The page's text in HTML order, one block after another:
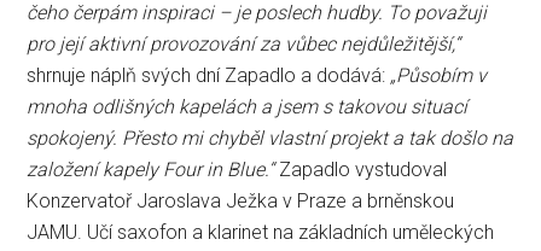
čeho čerpám inspiraci – je poslech hudby. To považuji
pro její aktivní provozování za vůbec nejdůležitější,“
shrnuje náplň svých dní Zapadlo a dodává: „Působím v
mnoha odlišných kapelách a jsem s takovou situací
spokojený. Přesto mi chyběl vlastní projekt a tak došlo na
založení kapely Four in Blue.“Zapadlo vystudoval
Konzervatoř Jaroslava Ježka v Praze a brněnskou
JAMU. Učí saxofon a klarinet na základních uměleckých